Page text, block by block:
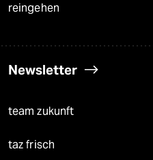
reingehen
Newsletter
team zukunft
taz frisch